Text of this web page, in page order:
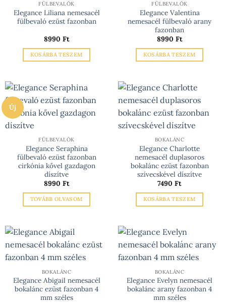
A
változatok
termékoldalon
választhatók
ki
A
változatok
a
termékoldalon
választhatók
ki
FÜLBEVALÓK
Elegance Liliana nemesacél
fülbevaló ezüst fazonban
8990 Ft
KOSÁRBA TESZEM
FÜLBEVALÓK
Elegance Valentina
nemesacél fülbevaló arany
fazonban
8990 Ft
KOSÁRBA TESZEM
Új
FÜLBEVALÓK
Elegance Seraphina
fülbevaló ezüst fazonban
cirkónia kővel gazdagon
díszítve
8990 Ft
TOVÁBB OLVASOM
BOKALÁNC
Elegance Charlotte
nemesacél duplasoros
bokalánc ezüst fazonban
szívecskével díszítve
7490 Ft
KOSÁRBA TESZEM
BOKALÁNC
Elegance Abigail nemesacél
bokalánc ezüst fazonban 4
mm széles
BOKALÁNC
Elegance Evelyn nemesacél
bokalánc arany fazonban 4
mm széles